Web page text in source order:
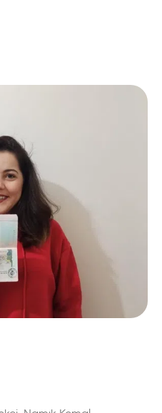
isteyen öğrenciler
ziyaret edebiliyorlar. Hafta
gezebiliyor,
bisiklet turuna
farklı merkezi seçebileceği
dışında İngilizce kursu
kaliteli eğitimle